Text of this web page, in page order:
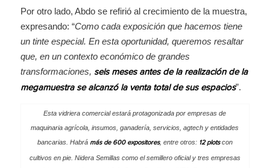
Por otro lado, Abdo se refirió al crecimiento de la muestra,
expresando: “Como cada exposición que hacemos tiene
un tinte especial. En esta oportunidad, queremos resaltar
que, en un contexto económico de grandes
transformaciones, seis meses antes de la realización de la
megamuestra se alcanzó la venta total de sus espacios”.
Esta vidriera comercial estará protagonizada por empresas de
maquinaria agrícola, insumos, ganadería, servicios, agtech y entidades
bancarias. Habrá más de 600 expositores, entre otros: 12 plotscon
cultivos en pie. Nidera Semillas como el semillero oficial y tres empresas